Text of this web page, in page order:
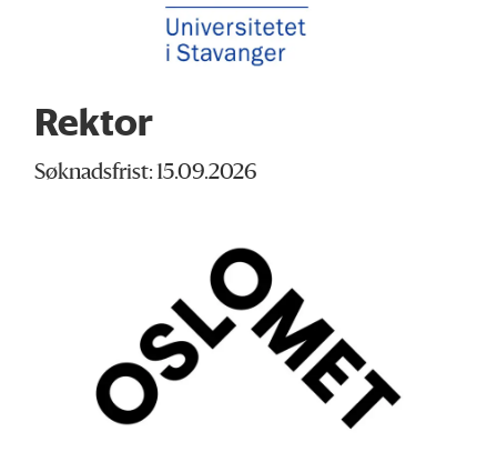
Rektor
Søknadsfrist: 15.09.2026